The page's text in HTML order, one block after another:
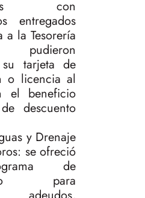
con
entregados
a la Tesorería
pudieron
su tarjeta de
o licencia al
el beneficio
descuento
y Drenaje
se ofreció
de
para